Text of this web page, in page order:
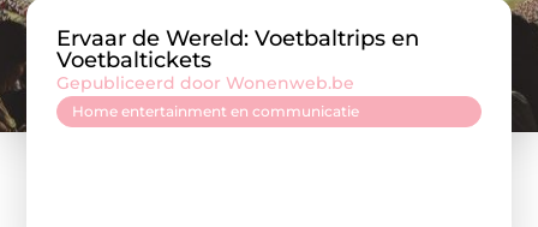
Ervaar de Wereld: Voetbaltrips en
Voetbaltickets
Home entertainment en communicatie
Gepubliceerd door Wonenweb.be